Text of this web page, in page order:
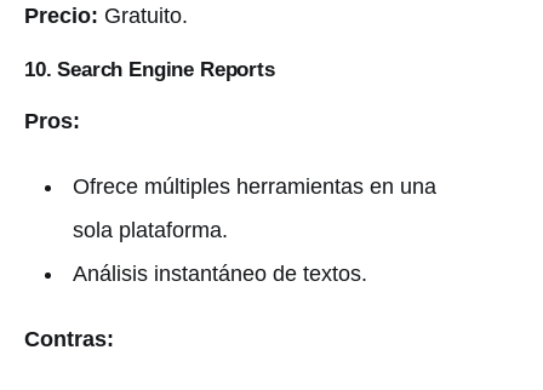
Precio: Gratuito.
10. Search Engine Reports
Pros:
Ofrece múltiples herramientas en una
sola plataforma.
Análisis instantáneo de textos.
Contras: